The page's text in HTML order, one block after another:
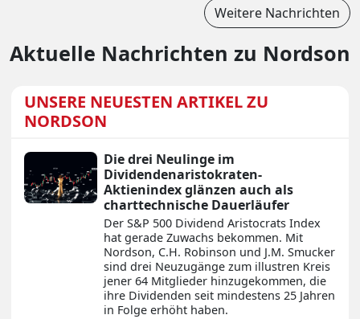
Aktuelle Nachrichten zu Nordson
Weitere Nachrichten
UNSERE NEUESTEN ARTIKEL ZU
NORDSON
Die drei Neulinge im
Dividendenaristokraten-
Aktienindex glänzen auch als
charttechnische Dauerläufer
Der S&P 500 Dividend Aristocrats Index
hat gerade Zuwachs bekommen. Mit
Nordson, C.H. Robinson und J.M. Smucker
sind drei Neuzugänge zum illustren Kreis
jener 64 Mitglieder hinzugekommen, die
ihre Dividenden seit mindestens 25 Jahren
in Folge erhöht haben.